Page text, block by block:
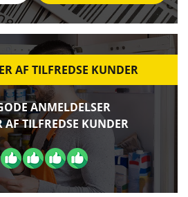
AF TILFREDSE KUNDER
ANMELDELSER
AF TILFREDSE KUNDER